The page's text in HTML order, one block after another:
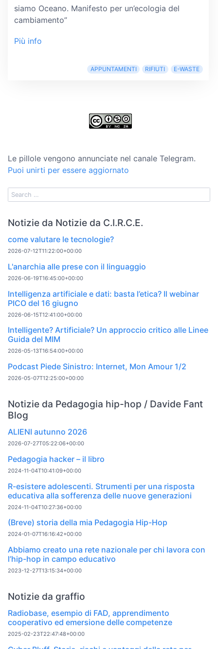
siamo Oceano. Manifesto per un’ecologia del
cambiamento”
Più info
APPUNTAMENTI RIFIUTI E-WASTE
Le pillole vengono annunciate nel canale Telegram.
Puoi unirti per essere aggiornato
Notizie da Notizie da C.I.R.C.E.
come valutare le tecnologie?
2026-07-12T11:22:00+00:00
L'anarchia alle prese con il linguaggio
2026-06-19T16:45:00+00:00
Intelligenza artificiale e dati: basta l’etica? Il webinar
PICO del 16 giugno
2026-06-15T12:41:00+00:00
Intelligente? Artificiale? Un approccio critico alle Linee
Guida del MIM
2026-05-13T16:54:00+00:00
Podcast Piede Sinistro: Internet, Mon Amour 1/2
2026-05-07T12:25:00+00:00
Notizie da Pedagogia hip-hop / Davide Fant
Blog
ALIENI autunno 2026
2026-07-27T05:22:06+00:00
Pedagogia hacker – il libro
2024-11-04T10:41:09+00:00
R-esistere adolescenti. Strumenti per una risposta
educativa alla sofferenza delle nuove generazioni
2024-11-04T10:27:36+00:00
(Breve) storia della mia Pedagogia Hip-Hop
2024-01-07T16:16:42+00:00
Abbiamo creato una rete nazionale per chi lavora con
l’hip-hop in campo educativo
2023-12-27T13:15:34+00:00
Notizie da graffio
Radiobase, esempio di FAD, apprendimento
cooperativo ed emersione delle competenze
2025-02-23T22:47:48+00:00